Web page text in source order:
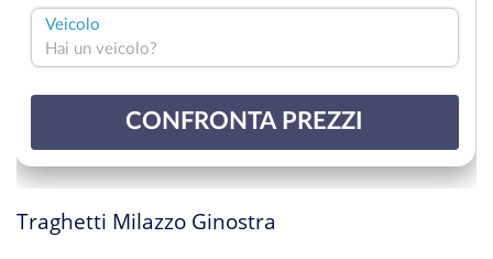
Traghetti Milazzo Ginostra